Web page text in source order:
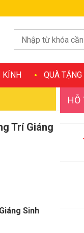
KÍNH QUÀ
Trí Giáng
Sinh
HỖ